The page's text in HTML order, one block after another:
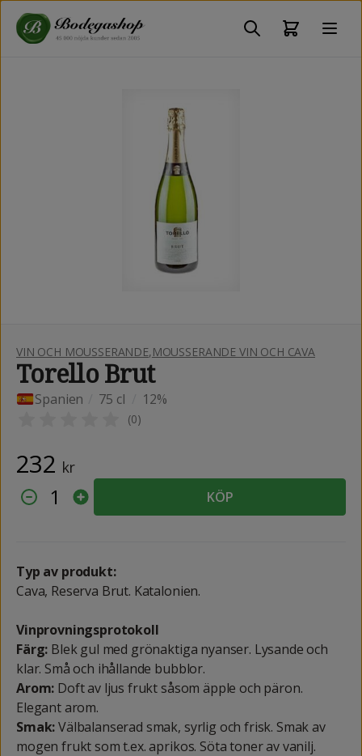
VIN OCH MOUSSERANDE,MOUSSERANDE VIN OCH CAVA
Torello Brut
Spanien 75 cl 12%
(0)
232 kr
1 KÖP
Typ av produkt:
Cava, Reserva Brut. Katalonien.
Vinprovningsprotokoll
Färg: Blek gul med grönaktiga nyanser. Lysande och
klar. Små och ihållande bubblor.
Arom: Doft av ljus frukt såsom äpple och päron.
Elegant arom.
Smak:Välbalanserad smak, syrlig och frisk. Smak av
mogen frukt som t.ex. aprikos. Söta toner av vanilj.